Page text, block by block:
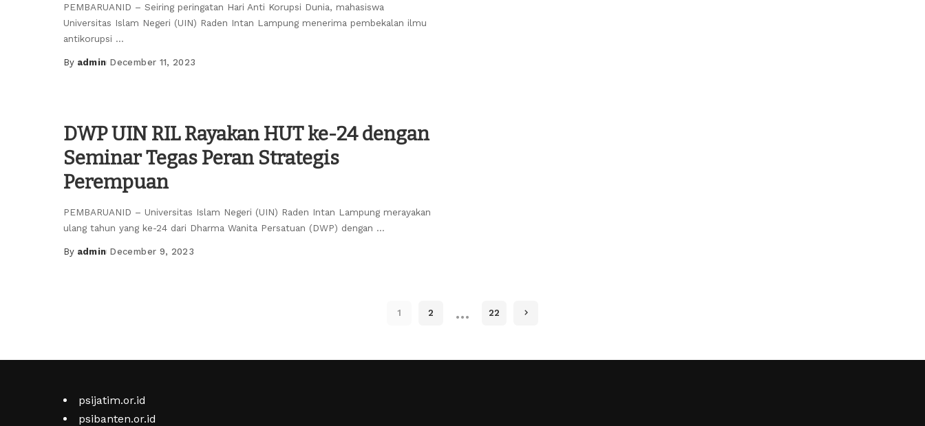
PEMBARUANID – Seiring peringatan Hari Anti Korupsi Dunia, mahasiswa
Universitas Islam Negeri (UIN) Raden Intan Lampung menerima pembekalan ilmu
antikorupsi ...
Posted
By admin December 11, 2023
DWP UIN RIL Rayakan HUT ke-24 dengan
Seminar Tegas Peran Strategis
Perempuan
PEMBARUANID – Universitas Islam Negeri (UIN) Raden Intan Lampung merayakan
ulang tahun yang ke-24 dari Dharma Wanita Persatuan (DWP) dengan ...
Posted
By admin December 9, 2023
1 2 … 22
psijatim.or.id
psibanten.or.id